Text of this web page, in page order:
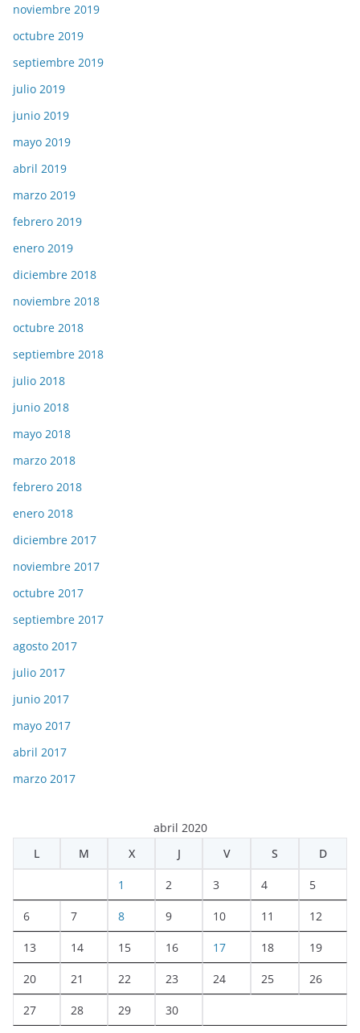
noviembre 2019
octubre 2019
septiembre 2019
julio 2019
junio 2019
mayo 2019
abril 2019
marzo 2019
febrero 2019
enero 2019
diciembre 2018
noviembre 2018
octubre 2018
septiembre 2018
julio 2018
junio 2018
mayo 2018
marzo 2018
febrero 2018
enero 2018
diciembre 2017
noviembre 2017
octubre 2017
septiembre 2017
agosto 2017
julio 2017
junio 2017
mayo 2017
abril 2017
marzo 2017
abril 2020
L
M X J V S D
1 2 3 4 5
6 7 8 9 10 11 12
13 14 15 16 17 18 19
20 21 22 23 24 25 26
27 28 29 30